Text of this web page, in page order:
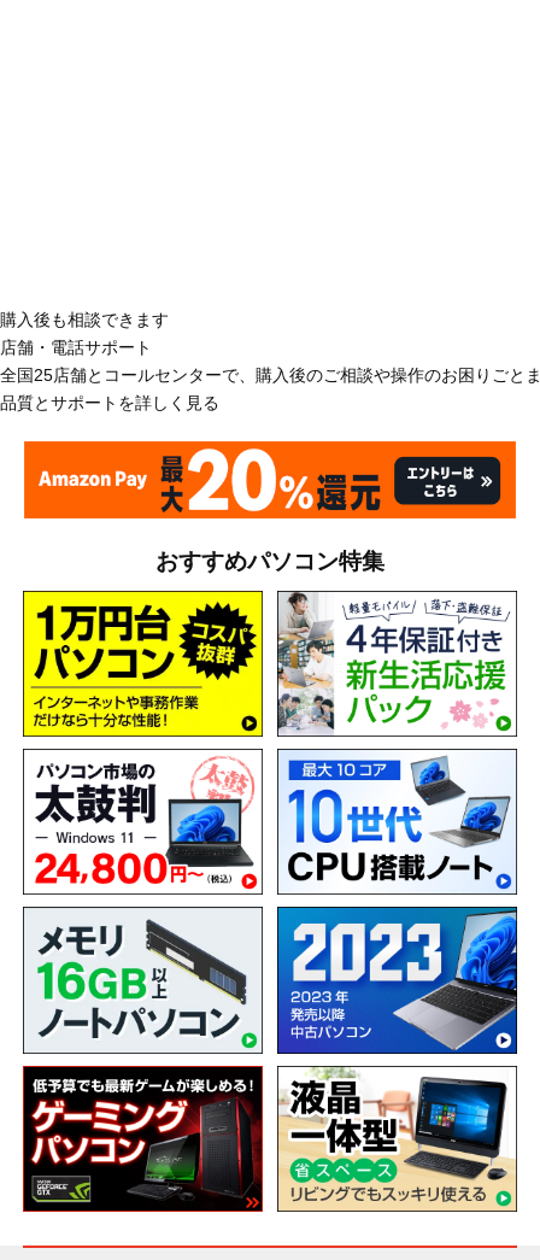
購入後も相談できます
店舗・電話サポート
全国25店舗とコールセンターで、購入後のご相談や操作のお困りごと
品質とサポートを詳しく見る
おすすめパソコン特集